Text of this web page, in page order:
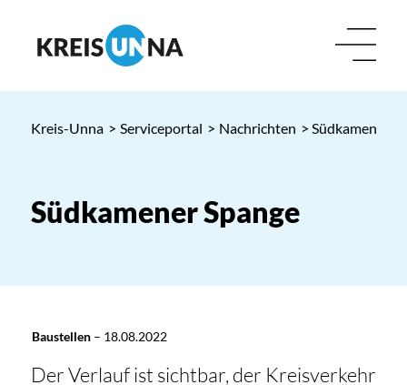
Kreis-Unna > Serviceportal > Nachrichten > Südkamener
Südkamener Spange
Baustellen– 18.08.2022
Der Verlauf ist sichtbar, der Kreisverkehr